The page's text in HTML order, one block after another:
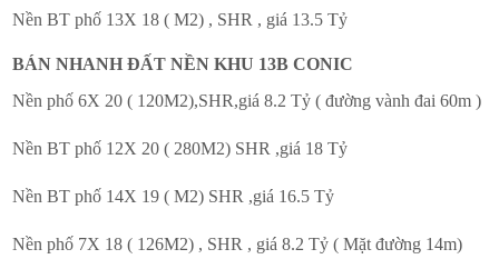
Nền BT phố 13X 18 ( M2) , SHR , giá 13.5 Tỷ
BÁN NHANH ĐẤT NỀN KHU 13B CONIC
Nền phố 6X 20 ( 120M2),SHR,giá 8.2 Tỷ ( đường vành đai 60m )
Nền BT phố 12X 20 ( 280M2) SHR ,giá 18 Tỷ
Nền BT phố 14X 19 ( M2) SHR ,giá 16.5 Tỷ
Nền phố 7X 18 ( 126M2) , SHR , giá 8.2 Tỷ ( Mặt đường 14m)